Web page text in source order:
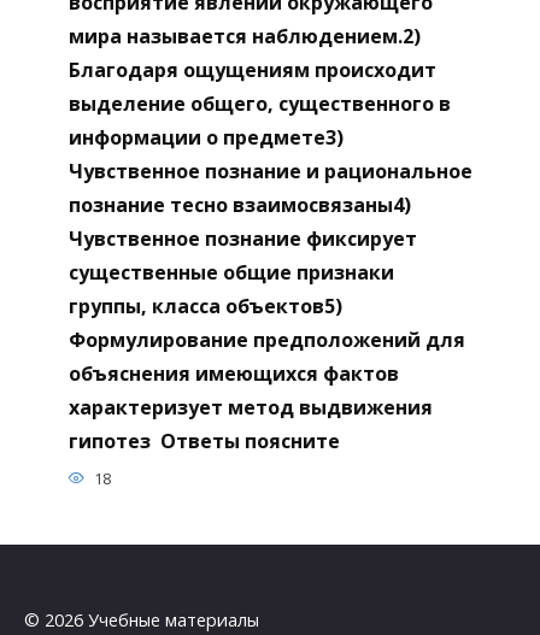
мира называется наблюдением.2)
Благодаря ощущениям происходит
выделение общего, существенного в
информации о предмете3)
Чувственное познание и рациональное
познание тесно взаимосвязаны4)
Чувственное познание фиксирует
существенные общие признаки
группы, класса объектов5)
Формулирование предположений для
объяснения имеющихся фактов
характеризует метод выдвижения
гипотез Ответы поясните
18
© 2026 Учебные материалы